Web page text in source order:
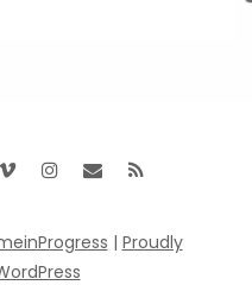
| Proudly